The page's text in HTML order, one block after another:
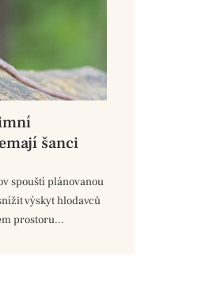
šanci
spouští plánovanou
výskyt hlodavců
prostoru...